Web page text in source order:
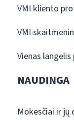
VMI kliento
VMI
Vienas
NAUDINGA
Mokesčiai ir jų